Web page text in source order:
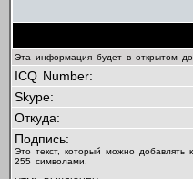
Эта информация будет в открытом
ICQ Number:
Skype:
Откуда:
Подпись:
Это текст, который можно
255 символами.